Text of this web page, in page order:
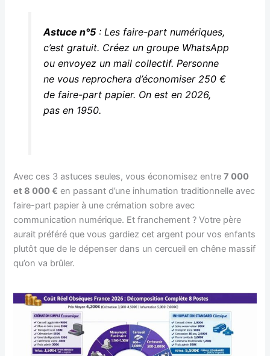
Astuce n°5: Les faire-part numériques,
c’est gratuit. Créez un groupe WhatsApp
ou envoyez un mail collectif. Personne
ne vous reprochera d’économiser 250 €
de faire-part papier. On est en 2026,
pas en 1950.
Avec ces 3 astuces seules, vous économisez entre7 000
et 8 000 € en passant d’une inhumation traditionnelle avec
faire-part papier à une crémation sobre avec
communication numérique. Et franchement ? Votre père
aurait préféré que vous gardiez cet argent pour vos enfants
plutôt que de le dépenser dans un cercueil en chêne massif
qu’on va brûler.